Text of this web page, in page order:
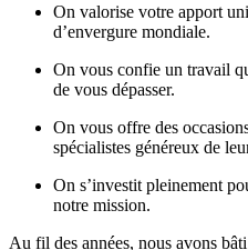
On valorise votre apport
d’envergure mondiale.
On vous confie un travail
de vous dépasser.
On vous offre des
spécialistes généreux de
On s’investit pleinement
notre mission.
Au fil des années, nous avons